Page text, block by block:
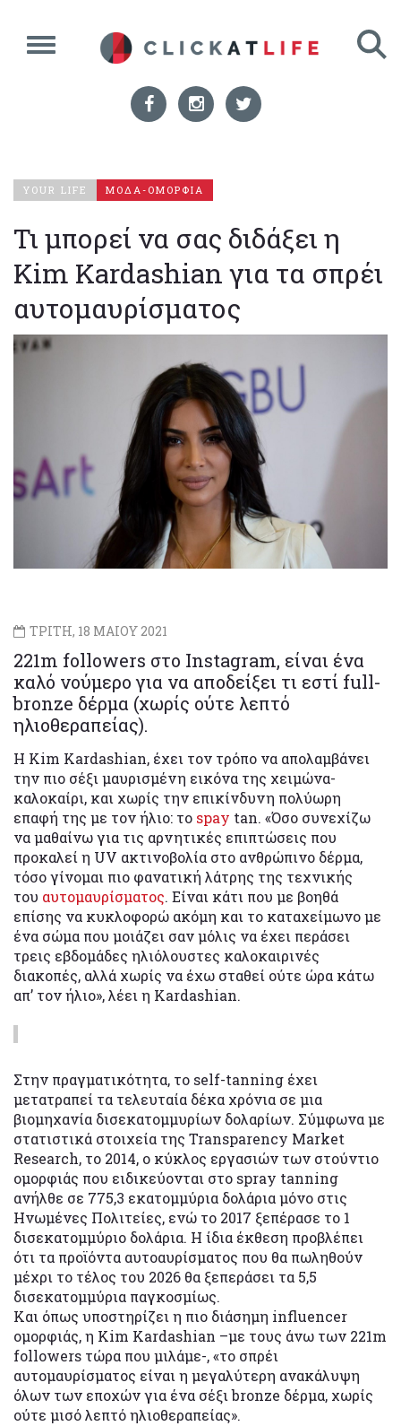
YOUR LIFE ΜΟΔΑ-ΟΜΟΡΦΙΑ
Τι μπορεί να σας διδάξει η
Kim Kardashian για τα σπρέι
αυτομαυρίσματος
ΤΡΙΤΗ, 18 ΜΑΙΟΥ 2021
221m followers στο Instagram, είναι ένα
καλό νούμερο για να αποδείξει τι εστί full-
bronze δέρμα (χωρίς ούτε λεπτό
ηλιοθεραπείας).
Η Kim Kardashian, έχει τον τρόπο να απολαμβάνει
την πιο σέξι μαυρισμένη εικόνα της χειμώνα-
καλοκαίρι, και χωρίς την επικίνδυνη πολύωρη
επαφή της με τον ήλιο: το spay tan. «Όσο συνεχίζω
να μαθαίνω για τις αρνητικές επιπτώσεις που
προκαλεί η UV ακτινοβολία στο ανθρώπινο δέρμα,
τόσο γίνομαι πιο φανατική λάτρης της τεχνικής
του αυτομαυρίσματος. Είναι κάτι που με βοηθά
επίσης να κυκλοφορώ ακόμη και το καταχείμωνο με
ένα σώμα που μοιάζει σαν μόλις να έχει περάσει
τρεις εβδομάδες ηλιόλουστες καλοκαιρινές
διακοπές, αλλά χωρίς να έχω σταθεί ούτε ώρα κάτω
απ’ τον ήλιο», λέει η Kardashian.
Στην πραγματικότητα, το self-tanning έχει
μετατραπεί τα τελευταία δέκα χρόνια σε μια
βιομηχανία δισεκατομμυρίων δολαρίων. Σύμφωνα με
στατιστικά στοιχεία της Transparency Market
Research, το 2014, ο κύκλος εργασιών των στούντιο
ομορφιάς που ειδικεύονται στο spray tanning
ανήλθε σε 775,3 εκατομμύρια δολάρια μόνο στις
Ηνωμένες Πολιτείες, ενώ το 2017 ξεπέρασε το 1
δισεκατομμύριο δολάρια. Η ίδια έκθεση προβλέπει
ότι τα προϊόντα αυτοαυρίσματος που θα πωληθούν
μέχρι το τέλος του 2026 θα ξεπεράσει τα 5,5
δισεκατομμύρια παγκοσμίως.
Και όπως υποστηρίζει η πιο διάσημη influencer
ομορφιάς, η Kim Kardashian –με τους άνω των 221m
followers τώρα που μιλάμε-, «το σπρέι
αυτομαυρίσματος είναι η μεγαλύτερη ανακάλυψη
όλων των εποχών για ένα σέξι bronze δέρμα, χωρίς
ούτε μισό λεπτό ηλιοθεραπείας».